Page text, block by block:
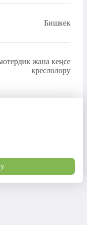
Бишкек
жана кеңсе
креслолору